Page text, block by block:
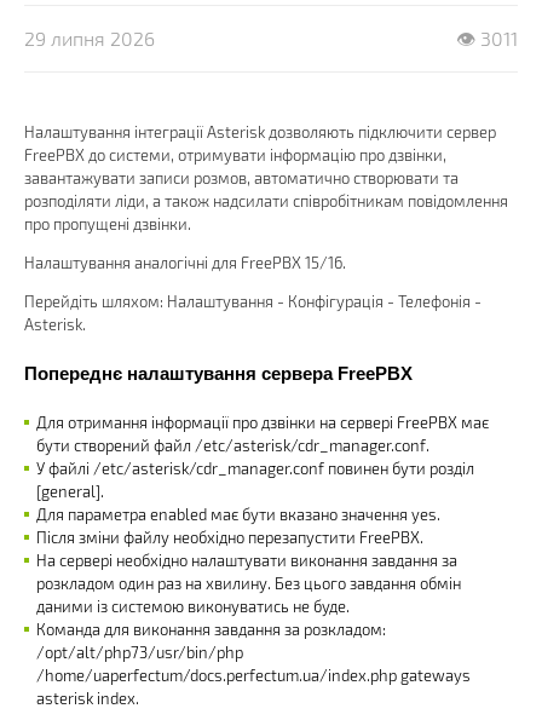
29 липня 2026 👁 3011
Налаштування інтеграції Asterisk дозволяють підключити сервер
FreePBX до системи, отримувати інформацію про дзвінки,
завантажувати записи розмов, автоматично створювати та
розподіляти ліди, а також надсилати співробітникам повідомлення
про пропущені дзвінки.
Налаштування аналогічні для FreePBX 15/16.
Перейдіть шляхом: Налаштування - Конфігурація - Телефонія -
Asterisk.
Попереднє налаштування сервера FreePBX
Для отримання інформації про дзвінки на сервері FreePBX має
бути створений файл /etc/asterisk/cdr_manager.conf.
У файлі /etc/asterisk/cdr_manager.conf повинен бути розділ
[general].
Для параметра enabled має бути вказано значення yes.
Після зміни файлу необхідно перезапустити FreePBX.
На сервері необхідно налаштувати виконання завдання за
розкладом один раз на хвилину. Без цього завдання обмін
даними із системою виконуватись не буде.
Команда для виконання завдання за розкладом:
/opt/alt/php73/usr/bin/php
/home/uaperfectum/docs.perfectum.ua/index.php gateways
asterisk index.